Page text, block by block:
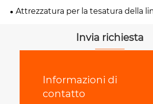
Attrezzatura per la tesatura della
Invia richiesta
Informazioni di
contatto